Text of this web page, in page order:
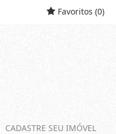
Favoritos (0)
CADASTRE SEU IMÓVEL